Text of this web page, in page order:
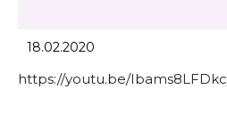
18.02.2020
https://youtu.be/Ibams8LFDkc